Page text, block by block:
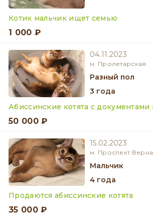
Котик мальчик ищет семью
1 000 ₽
04.11.2023
м. Пролетарская
разный пол
3 года
Абиссинские котята с документами
50 000 ₽
15.02.2023
м. Проспект
мальчик
4 года
Продаются абиссинские котята
35 000 ₽